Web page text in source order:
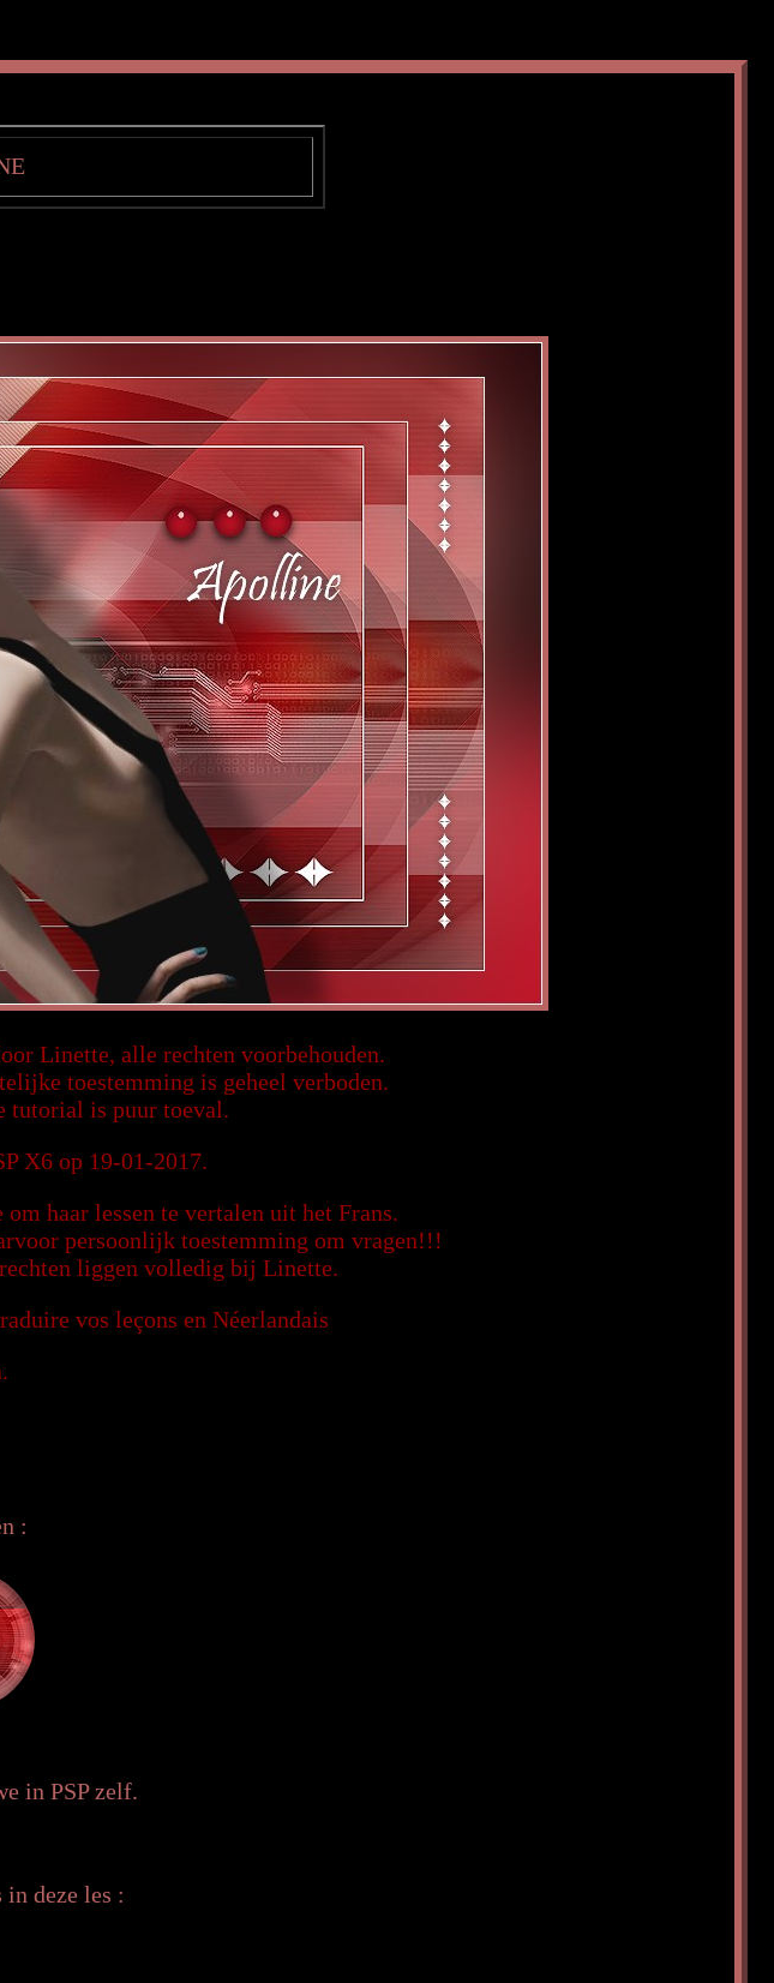
Linette, alle rechten voorbehouden.
toestemming is geheel verboden.
tutorial is puur toeval.
X6 op 19-01-2017.
haar lessen te vertalen uit het Frans.
persoonlijk toestemming om vragen!!!
liggen volledig bij Linette.
vos leçons en Néerlandais
:
in PSP zelf.
deze les :